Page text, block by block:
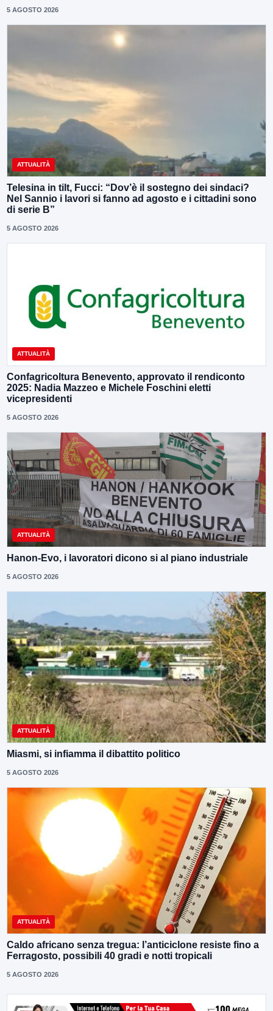
5 AGOSTO 2026
ATTUALITÀ
Telesina in tilt, Fucci: “Dov’è il sostegno dei sindaci?
Nel Sannio i lavori si fanno ad agosto e i cittadini sono
di serie B”
5 AGOSTO 2026
ATTUALITÀ
Confagricoltura Benevento, approvato il rendiconto
2025: Nadia Mazzeo e Michele Foschini eletti
vicepresidenti
5 AGOSTO 2026
ATTUALITÀ
Hanon-Evo, i lavoratori dicono si al piano industriale
5 AGOSTO 2026
ATTUALITÀ
Miasmi, si infiamma il dibattito politico
5 AGOSTO 2026
ATTUALITÀ
Caldo africano senza tregua: l’anticiclone resiste fino a
Ferragosto, possibili 40 gradi e notti tropicali
5 AGOSTO 2026